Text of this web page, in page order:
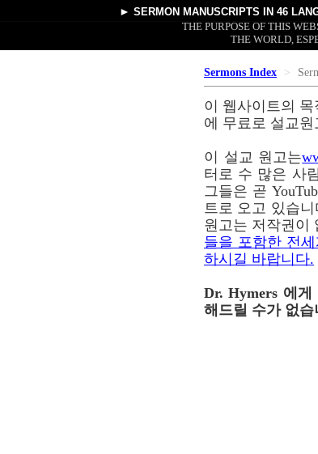
► SERMON MANUSCRIPTS IN 46
THE PURPOSE OF THIS
THE WORLD,
Sermons Index
이 웹사이트의
에 무료로 설교
이 설교 원고는
터로 수 많은 사
그들은 곧
트로 오고 있습
원고는 저작권이
들을 포함한 전
하시길 바랍니다.
Dr. Hymers 에
해드릴 수가 없습